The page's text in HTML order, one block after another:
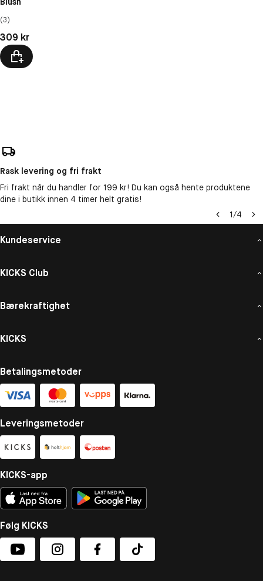
(3)
Pris: 309 kr
309 kr
Rask levering og fri frakt
Fri frakt når du handler for 199 kr! Du kan også hente produktene
dine i butikk innen 4 timer helt gratis!
1/4
Kundeservice
KICKS Club
Bærekraftighet
KICKS
Betalingsmetoder
Leveringsmetoder
KICKS-app
Følg KICKS